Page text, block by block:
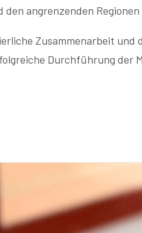
angrenzenden
Zusammenarbeit und
Durchführung der